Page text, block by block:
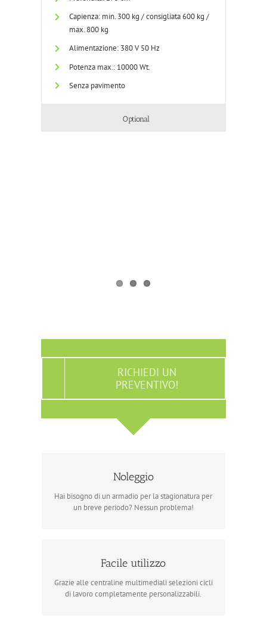
Capienza: min. 300 kg / consigliata 600 kg /
max. 800 kg
Alimentazione: 380 V 50 Hz
Potenza max.: 10000 Wt.
Senza pavimento
Optional
RICHIEDI UN
PREVENTIVO!
Noleggio
Hai bisogno di un armadio per la stagionatura per
un breve periodo? Nessun problema!
Contattaci per maggiori informazioni!
Se poi decidessi di tenerlo avrai la possibilità di
riscattarlo comodamente.
Facile utilizzo
Grazie alle centraline multimediali selezioni cicli
di lavoro completamente personalizzabili.
La tecnologia al tuo servizio
Scegli la consolle adatta alle tue esigenze:
standard, touch da 4,3″ o touch da 7″